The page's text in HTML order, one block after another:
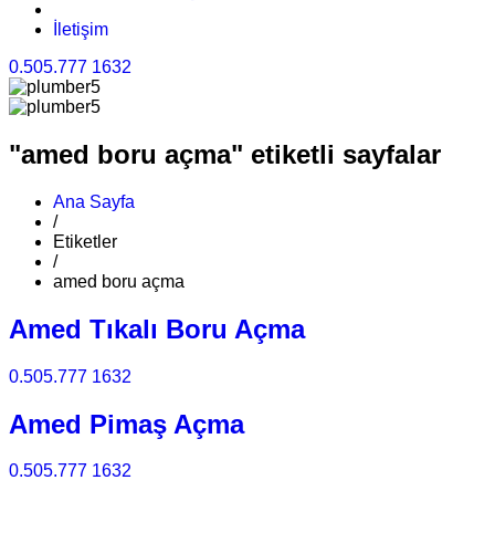
İletişim
0.505.777 1632
"amed boru açma" etiketli sayfalar
Ana Sayfa
/
Etiketler
/
amed boru açma
Amed Tıkalı Boru Açma
0.505.777 1632
Amed Pimaş Açma
0.505.777 1632